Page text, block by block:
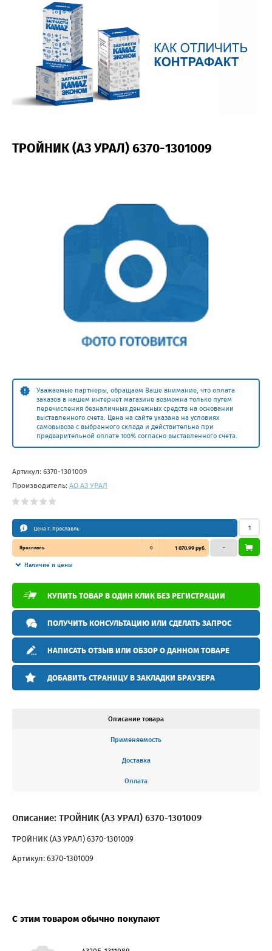
ТРОЙНИК (АЗ УРАЛ) 6370-1301009
Уважаемые партнеры, обращаем Ваше внимание, что оплата
заказов в нашем интернет магазине возможна только путем
перечисления безналичных денежных средств на основании
выставленного счета. Цена на сайте указана на условиях
самовывоза с выбранного склада и действительна при
предварительной оплате 100% согласно выставленного счета.
Артикул: 6370-1301009
Производитель: АО АЗ УРАЛ
Цена г. Ярославль
Ярославль 0 1 070.99 руб.
Наличие и цены
–
КУПИТЬ ТОВАР В ОДИН КЛИК БЕЗ РЕГИСТРАЦИИ
ПОЛУЧИТЬ КОНСУЛЬТАЦИЮ ИЛИ СДЕЛАТЬ ЗАПРОС
НАПИСАТЬ ОТЗЫВ ИЛИ ОБЗОР О ДАННОМ ТОВАРЕ
ДОБАВИТЬ СТРАНИЦУ В ЗАКЛАДКИ БРАУЗЕРА
Описание товара
Применяемость
Доставка
Оплата
Описание: ТРОЙНИК (АЗ УРАЛ) 6370-1301009
ТРОЙНИК (АЗ УРАЛ) 6370-1301009
Артикул: 6370-1301009
С этим товаром обычно покупают